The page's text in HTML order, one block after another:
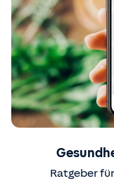
Ratgeber